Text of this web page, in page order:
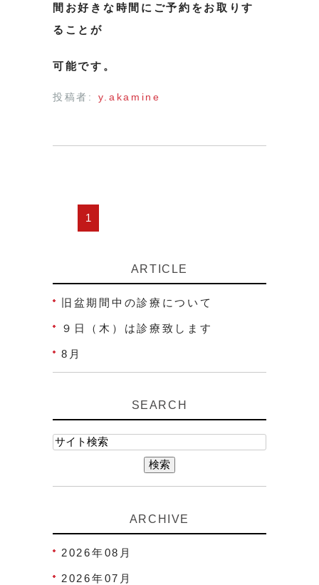
間お好きな時間にご予約をお取りす
ることが
可能です。
投稿者: y.akamine
1
ARTICLE
旧盆期間中の診療について
９日（木）は診療致します
8月
SEARCH
ARCHIVE
2026年08月
2026年07月